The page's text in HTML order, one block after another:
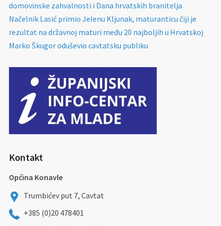
domovinske zahvalnosti i Dana hrvatskih branitelja
Načelnik Lasić primio Jelenu Kljunak, maturanticu čiji je
rezultat na državnoj maturi među 20 najboljih u Hrvatskoj
Marko Škugor oduševio cavtatsku publiku
Kontakt
Općina Konavle
Trumbićev put 7, Cavtat
+385 (0)20 478401